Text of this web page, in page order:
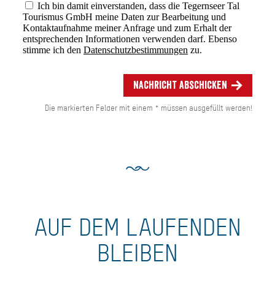
Ich bin damit einverstanden, dass die Tegernseer Tal
Tourismus GmbH meine Daten zur Bearbeitung und
Kontaktaufnahme meiner Anfrage und zum Erhalt der
entsprechenden Informationen verwenden darf. Ebenso
stimme ich den Datenschutzbestimmungen zu.
Nachricht abschicken
Die markierten Felder mit einem * müssen ausgefüllt werden!
AUF DEM LAUFENDEN
BLEIBEN